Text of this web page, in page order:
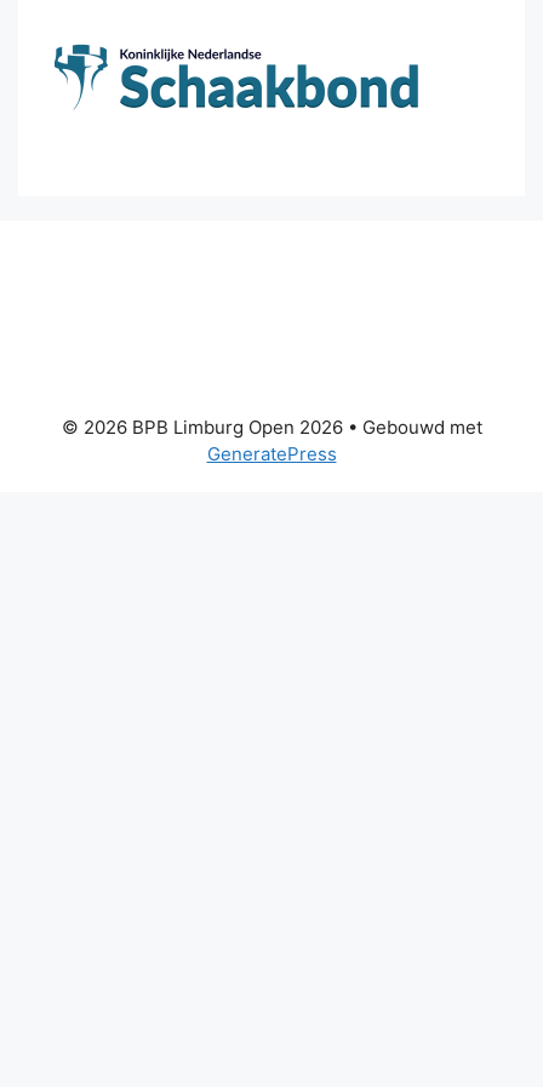
© 2026 BPB Limburg Open 2026• Gebouwd met
GeneratePress